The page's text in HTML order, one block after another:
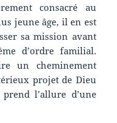
consacré au
jeune âge, il en est
sa mission avant
d’ordre familial.
un cheminement
projet de Dieu
l’allure d’une